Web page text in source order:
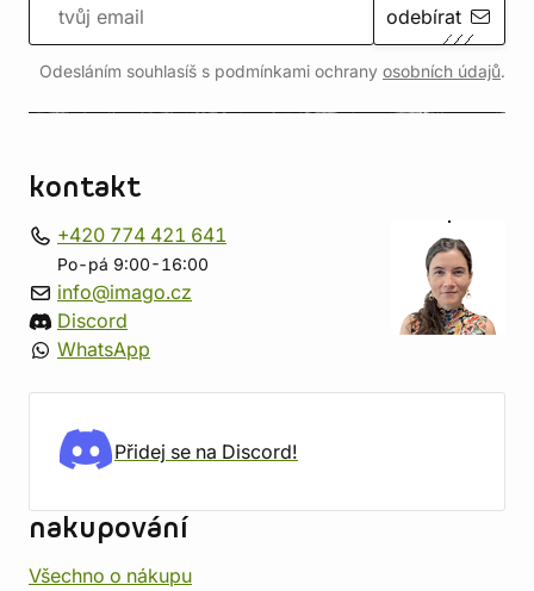
odebírat
Odesláním souhlasíš s podmínkami ochrany osobních údajů.
kontakt
+420 774 421 641
Po-pá 9:00-16:00
info@imago.cz
Discord
WhatsApp
Přidej se na Discord!
nakupování
Všechno o nákupu